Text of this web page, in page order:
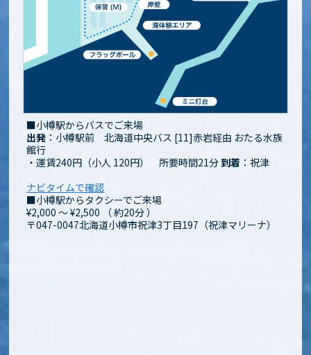
■小樽駅からバスでご来場
出発 ：小樽駅前 北海道中央バス [11]赤岩経由 おたる水族
館行
・運賃240円（小人 120円） 所要時間21分到着 ：祝津
ナビタイムで確認
■小樽駅からタクシーでご来場
¥2,000 ～ ¥2,500 （約20分）
〒047-0047北海道小樽市祝津3丁目197（祝津マリーナ）